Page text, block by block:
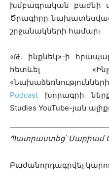
խմբագրական բաժնի
Ծրագիրը
շրջանակների համար։
«Թ․ ինքնեկ»-ի
հետևել
Podcast խորագրի
Studies YouTube-յան
Պատրաստեց՝ Մարիամ
Բաժանորդագրվել